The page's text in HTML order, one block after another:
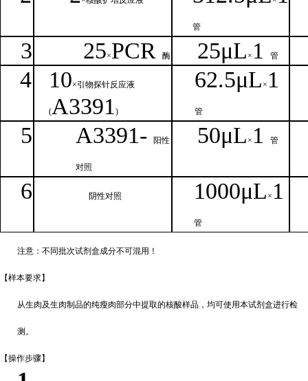
管
3 25×PCR 酶 25μL × 1 管
4 10×引物探针反应液
(A3391)
62.5μL × 1
管
5 A3391- 阳性
对照
50μL × 1管
6 阴性对照 1000μL × 1
管
注意：不同批次试剂盒成分不可混用！
【样本要求】
从生肉及生肉制品的纯瘦肉部分中提取的核酸样品，均可使用本试剂盒进行检
测。
【操作步骤】